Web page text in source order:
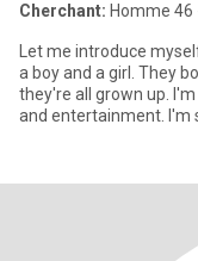
Cherchant: Homme 46
Let me introduce
a boy and a girl. They
they're all grown up.
and entertainment. I'm